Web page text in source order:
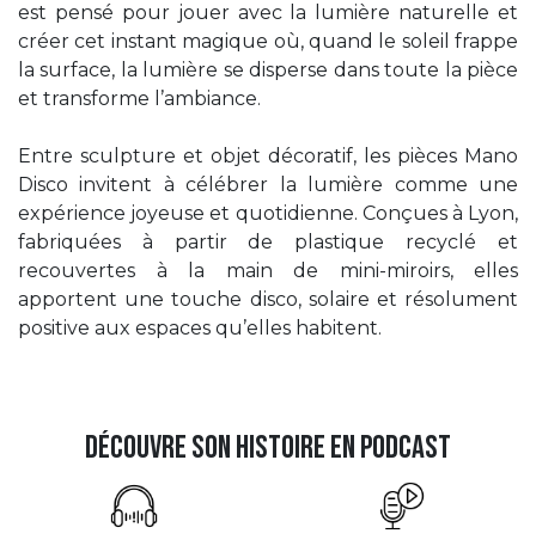
est pensé pour jouer avec la lumière naturelle et
créer cet instant magique où, quand le soleil frappe
la surface, la lumière se disperse dans toute la pièce
et transforme l’ambiance.
Entre sculpture et objet décoratif, les pièces Mano
Disco invitent à célébrer la lumière comme une
expérience joyeuse et quotidienne. Conçues à Lyon,
fabriquées à partir de plastique recyclé et
recouvertes à la main de mini-miroirs, elles
apportent une touche disco, solaire et résolument
positive aux espaces qu’elles habitent.
Découvre son histoire en podcast